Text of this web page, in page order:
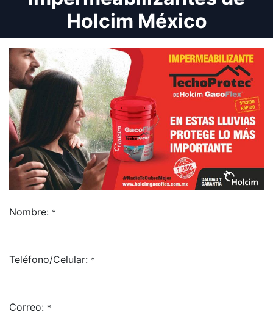
Holcim México
Nombre: *
Teléfono/Celular: *
Correo: *